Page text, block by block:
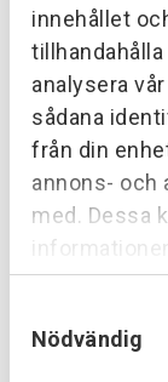
innehållet
analysera
sådana
från din
annons- och
med. Dessa
har
Nödvändig